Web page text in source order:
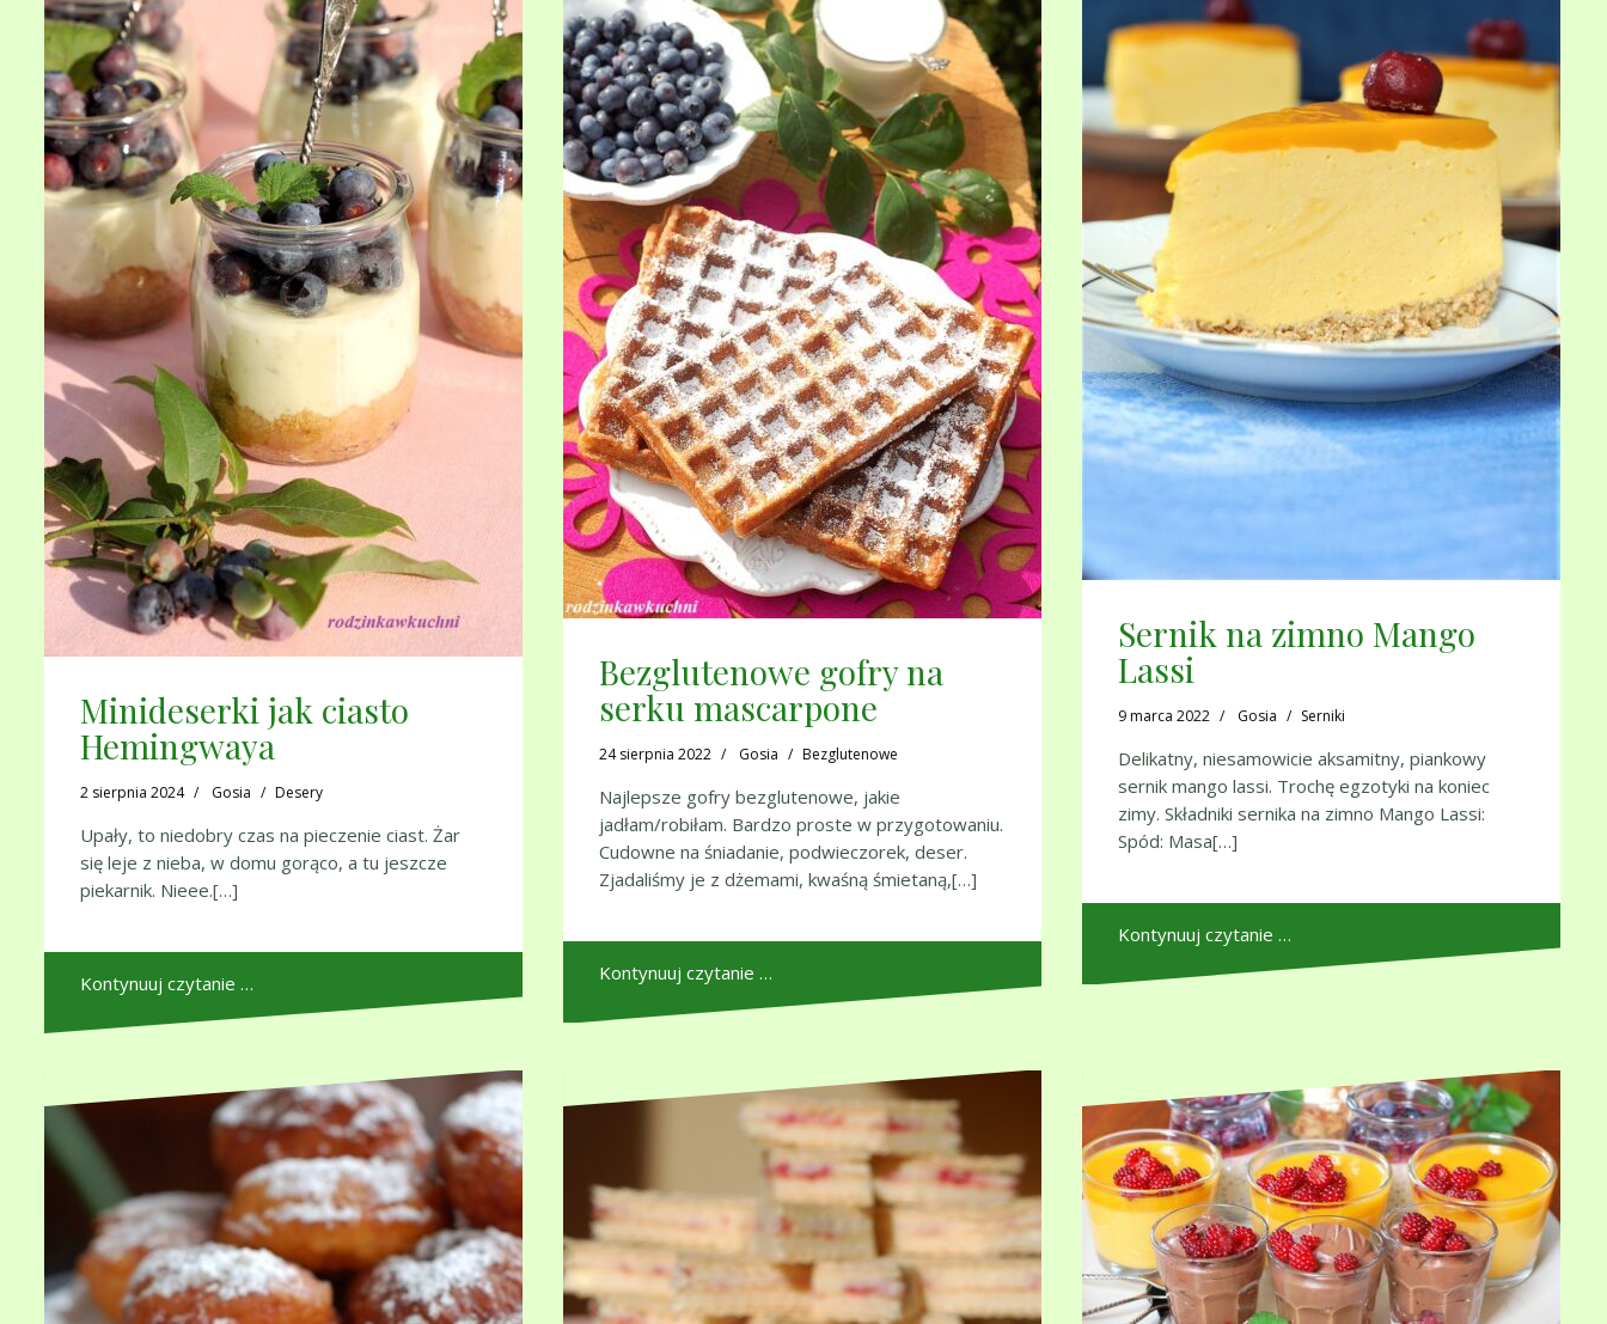
Minideserki jak ciasto
Hemingwaya
2 sierpnia 2024 Gosia Desery
Upały, to niedobry czas na pieczenie ciast. Żar
się leje z nieba, w domu gorąco, a tu jeszcze
piekarnik. Nieee.[…]
Kontynuuj czytanie …
Bezglutenowe gofry na
serku mascarpone
24 sierpnia 2022 Gosia Bezglutenowe
Najlepsze gofry bezglutenowe, jakie
jadłam/robiłam. Bardzo proste w przygotowaniu.
Cudowne na śniadanie, podwieczorek, deser.
Zjadaliśmy je z dżemami, kwaśną śmietaną,[…]
Kontynuuj czytanie …
Sernik na zimno Mango
Lassi
9 marca 2022 Gosia Serniki
Delikatny, niesamowicie aksamitny, piankowy
sernik mango lassi. Trochę egzotyki na koniec
zimy. Składniki sernika na zimno Mango Lassi:
Spód: Masa[…]
Kontynuuj czytanie …